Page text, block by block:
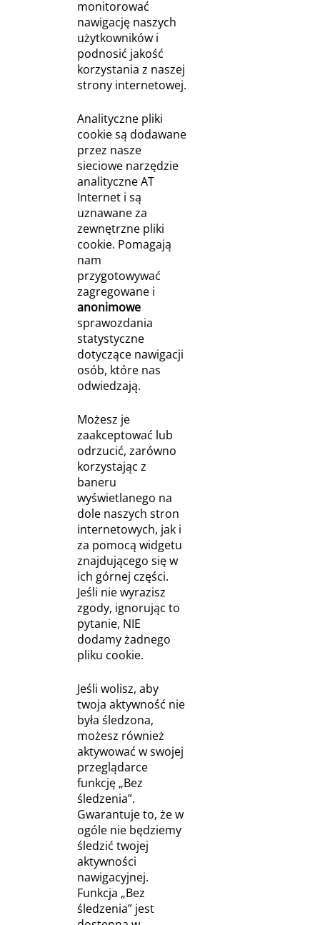
monitorować
nawigację naszych
użytkowników i
podnosić jakość
korzystania z naszej
strony internetowej.
Analityczne pliki
cookie są dodawane
przez nasze
sieciowe narzędzie
analityczne AT
Internet i są
uznawane za
zewnętrzne pliki
cookie. Pomagają
nam
przygotowywać
zagregowane i
anonimowe
sprawozdania
statystyczne
dotyczące nawigacji
osób, które nas
odwiedzają.
Możesz je
zaakceptować lub
odrzucić, zarówno
korzystając z
baneru
wyświetlanego na
dole naszych stron
internetowych, jak i
za pomocą widgetu
znajdującego się w
ich górnej części.
Jeśli nie wyrazisz
zgody, ignorując to
pytanie, NIE
dodamy żadnego
pliku cookie.
Jeśli wolisz, aby
twoja aktywność nie
była śledzona,
możesz również
aktywować w swojej
przeglądarce
funkcję „Bez
śledzenia”.
Gwarantuje to, że w
ogóle nie będziemy
śledzić twojej
aktywności
nawigacyjnej.
Funkcja „Bez
śledzenia” jest